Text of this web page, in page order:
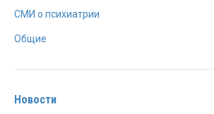
СМИ о психиатрии
Общие
Новости